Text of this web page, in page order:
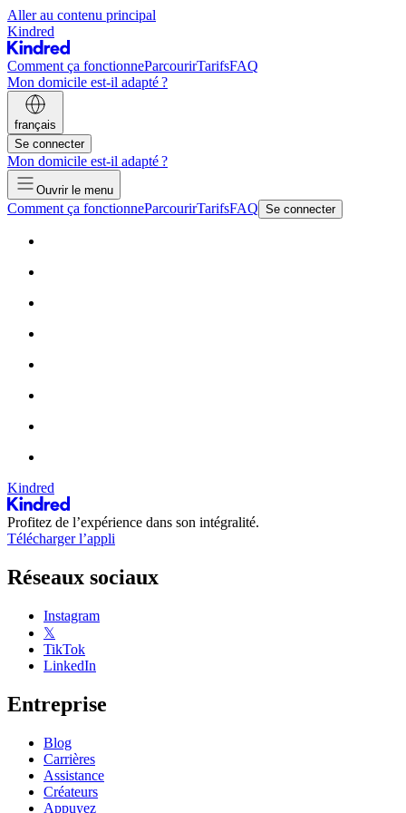
Aller au contenu principal
Kindred
Comment ça fonctionneParcourirTarifsFAQ
Mon domicile est-il adapté ?
français
Se connecter
Mon domicile est-il adapté ?
Ouvrir le menu
Comment ça fonctionneParcourirTarifsFAQ Se connecter
Kindred
Profitez de l’expérience dans son intégralité.
Télécharger l’appli
Réseaux sociaux
Instagram
𝕏
TikTok
LinkedIn
Entreprise
Blog
Carrières
Assistance
Créateurs
Appuyez